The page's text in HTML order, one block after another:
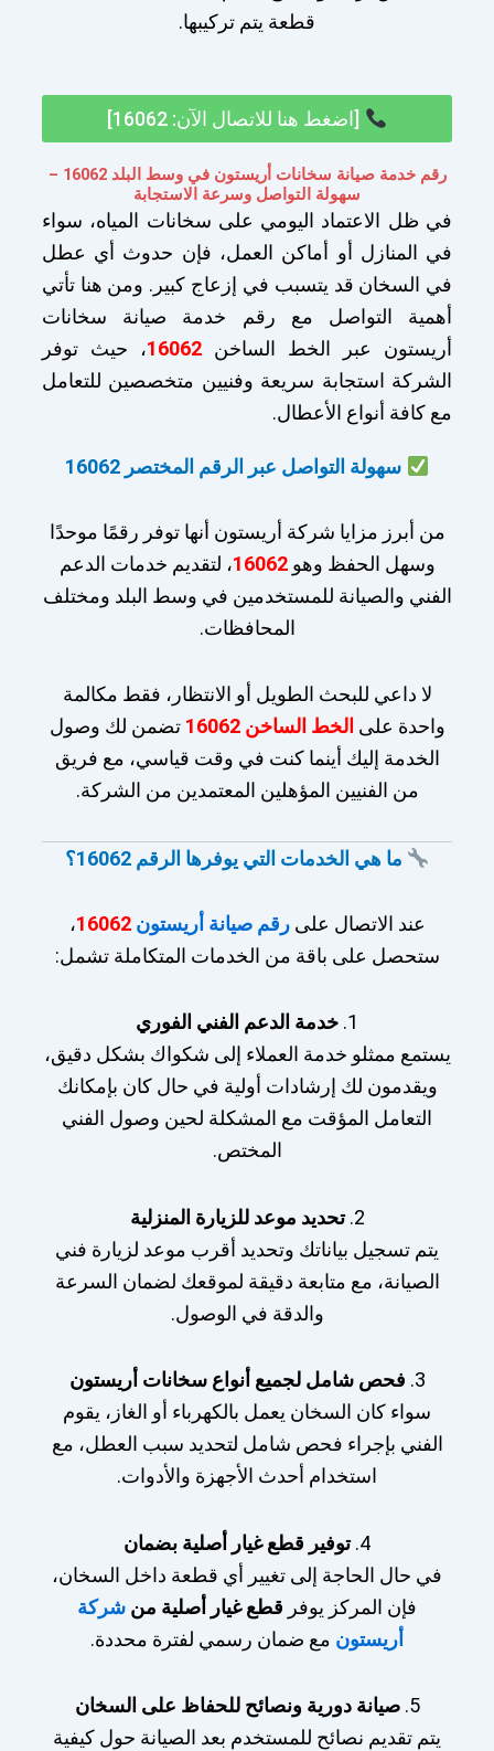
قطعة يتم تركيبها.
[اضغط هنا للاتصال الآن: 16062]
رقم خدمة صيانة سخانات أريستون في وسط البلد 16062 –
سهولة التواصل وسرعة الاستجابة
في ظل الاعتماد اليومي على سخانات المياه، سواء
في المنازل أو أماكن العمل، فإن حدوث أي عطل
في السخان قد يتسبب في إزعاج كبير. ومن هنا تأتي
أهمية التواصل مع رقم خدمة صيانة سخانات
أريستون عبر الخط الساخن16062، حيث توفر
الشركة استجابة سريعة وفنيين متخصصين للتعامل
مع كافة أنواع الأعطال.
سهولة التواصل عبر الرقم المختصر 16062
من أبرز مزايا شركة أريستون أنها توفر رقمًا موحدًا
وسهل الحفظ وهو16062، لتقديم خدمات الدعم
الفني والصيانة للمستخدمين في وسط البلد ومختلف
المحافظات.
لا داعي للبحث الطويل أو الانتظار، فقط مكالمة
واحدة على الخط الساخن 16062
تضمن لك وصول
الخدمة إليك أينما كنت في وقت قياسي، مع فريق
من الفنيين المؤهلين المعتمدين من الشركة.
ما هي الخدمات التي يوفرها الرقم 16062؟
عند الاتصال علىرقم صيانة أريستون 16062
،
ستحصل على باقة من الخدمات المتكاملة تشمل:
1. خدمة الدعم الفني الفوري
يستمع ممثلو خدمة العملاء إلى شكواك بشكل دقيق،
ويقدمون لك إرشادات أولية في حال كان بإمكانك
التعامل المؤقت مع المشكلة لحين وصول الفني
المختص.
2. تحديد موعد للزيارة المنزلية
يتم تسجيل بياناتك وتحديد أقرب موعد لزيارة فني
الصيانة، مع متابعة دقيقة لموقعك لضمان السرعة
والدقة في الوصول.
3. فحص شامل لجميع أنواع سخانات أريستون
سواء كان السخان يعمل بالكهرباء أو الغاز، يقوم
الفني بإجراء فحص شامل لتحديد سبب العطل، مع
استخدام أحدث الأجهزة والأدوات.
4. توفير قطع غيار أصلية بضمان
في حال الحاجة إلى تغيير أي قطعة داخل السخان،
فإن المركز يوفر قطع غيار أصلية من شركة
أريستون مع ضمان رسمي لفترة محددة.
5. صيانة دورية ونصائح للحفاظ على السخان
يتم تقديم نصائح للمستخدم بعد الصيانة حول كيفية